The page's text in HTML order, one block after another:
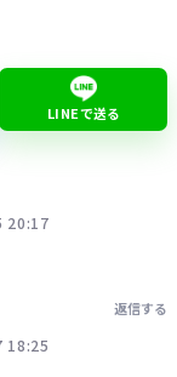
LINEで送る
20:17
返信する
18:25